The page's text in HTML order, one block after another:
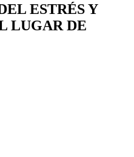
ESTRÉS Y
LUGAR DE